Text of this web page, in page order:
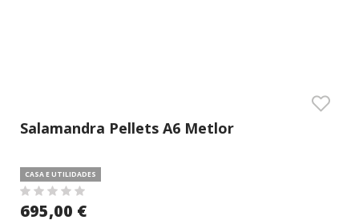
Salamandra Pellets A6 Metlor
CASA E UTILIDADES
695,00 €